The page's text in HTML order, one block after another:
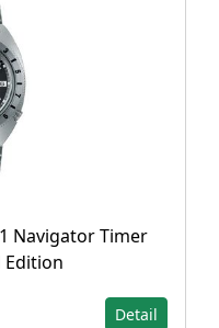
Navigator Timer
Edition
Detail